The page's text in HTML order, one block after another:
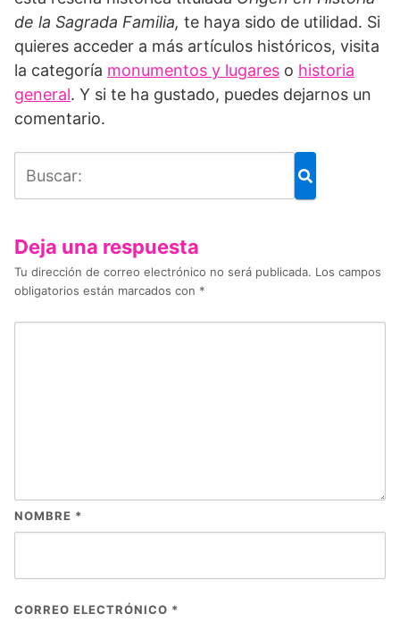
de la Sagrada Familia, te haya sido de utilidad. Si
quieres acceder a más artículos históricos, visita
la categoría monumentos y lugares o historia
general. Y si te ha gustado, puedes dejarnos un
comentario.
Deja una respuesta
Tu dirección de correo electrónico no será publicada. Los campos
obligatorios están marcados con *
NOMBRE *
CORREO ELECTRÓNICO *